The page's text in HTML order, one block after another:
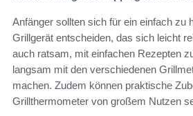
Anfänger sollten sich für ein einfach zu
Grillgerät entscheiden, das sich leicht
auch ratsam, mit einfachen Rezepten
langsam mit den verschiedenen
machen. Zudem können praktische
Grillthermometer von großem Nutzen